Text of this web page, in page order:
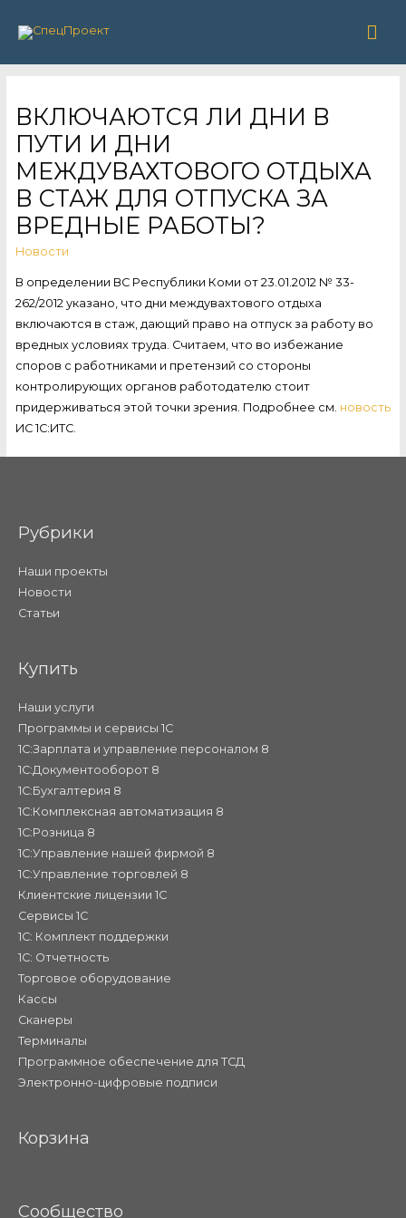
ВКЛЮЧАЮТСЯ ЛИ ДНИ В
ПУТИ И ДНИ
МЕЖДУВАХТОВОГО ОТДЫХА
В СТАЖ ДЛЯ ОТПУСКА ЗА
ВРЕДНЫЕ РАБОТЫ?
Новости
В определении ВС Республики Коми от 23.01.2012 № 33-
262/2012 указано, что дни междувахтового отдыха
включаются в стаж, дающий право на отпуск за работу во
вредных условиях труда. Считаем, что во избежание
споров с работниками и претензий со стороны
контролирующих органов работодателю стоит
придерживаться этой точки зрения. Подробнее см. новость
ИС 1С:ИТС.
Рубрики
Наши проекты
Новости
Статьи
Купить
Наши услуги
Программы и сервисы 1С
1С:Зарплата и управление персоналом 8
1С:Документооборот 8
1С:Бухгалтерия 8
1С:Комплексная автоматизация 8
1С:Розница 8
1С:Управление нашей фирмой 8
1С:Управление торговлей 8
Клиентские лицензии 1С
Сервисы 1С
1С: Комплект поддержки
1С: Отчетность
Торговое оборудование
Кассы
Сканеры
Терминалы
Программное обеспечение для ТСД
Электронно-цифровые подписи
Корзина
Сообщество